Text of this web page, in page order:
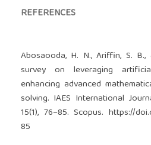
REFERENCES
Abosaooda, H. N., Ariffin, S.
survey on leveraging
enhancing advanced
solving. IAES International
15(1), 76–85. Scopus.https://
85